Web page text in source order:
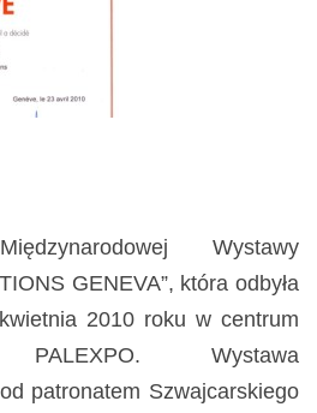
Wystawy
GENEVA”, która odbyła
2010 roku w centrum
PALEXPO. Wystawa
patronatem Szwajcarskiego